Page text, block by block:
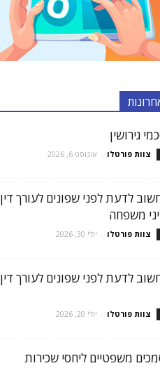
גירושין
צוות פורטלו - אוגוסט 6, 2026
לדעת לפני שפונים לעורך דין
משפחה
צוות פורטלו - יולי 30, 2026
לדעת לפני שפונים לעורך דין
צוות פורטלו - יולי 20, 2026
משפטיים ליחסי שכירות